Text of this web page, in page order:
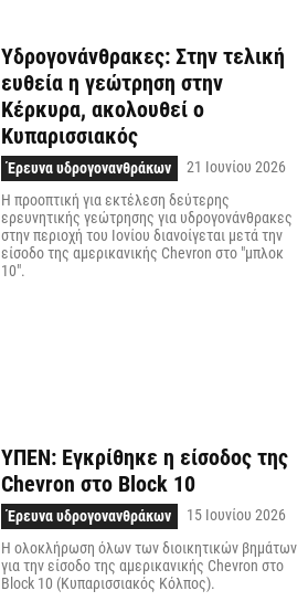
Υδρογονάνθρακες: Στην τελική
ευθεία η γεώτρηση στην
Κέρκυρα, ακολουθεί ο
Κυπαρισσιακός
Έρευνα υδρογονανθράκων
21 Ιουνίου 2026
Η προοπτική για εκτέλεση δεύτερης
ερευνητικής γεώτρησης για υδρογονάνθρακες
στην περιοχή του Ιονίου διανοίγεται μετά την
είσοδο της αμερικανικής Chevron στο "μπλοκ
10".
ΥΠΕΝ: Εγκρίθηκε η είσοδος της
Chevron στο Block 10
Έρευνα υδρογονανθράκων
15 Ιουνίου 2026
Η ολοκλήρωση όλων των διοικητικών βημάτων
για την είσοδο της αμερικανικής Chevron στο
Block 10 (Κυπαρισσιακός Κόλπος).